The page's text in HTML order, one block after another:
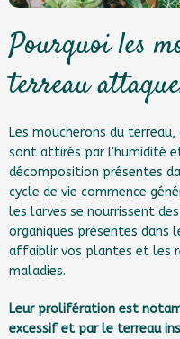
Pourquoi les
terreau
Les moucherons du
sont attirés par l'humidité
décomposition présentes
cycle de vie commence
les larves se nourrissent
organiques présentes
affaiblir vos plantes et les
maladies.
Leur prolifération est
excessif et par le terreau